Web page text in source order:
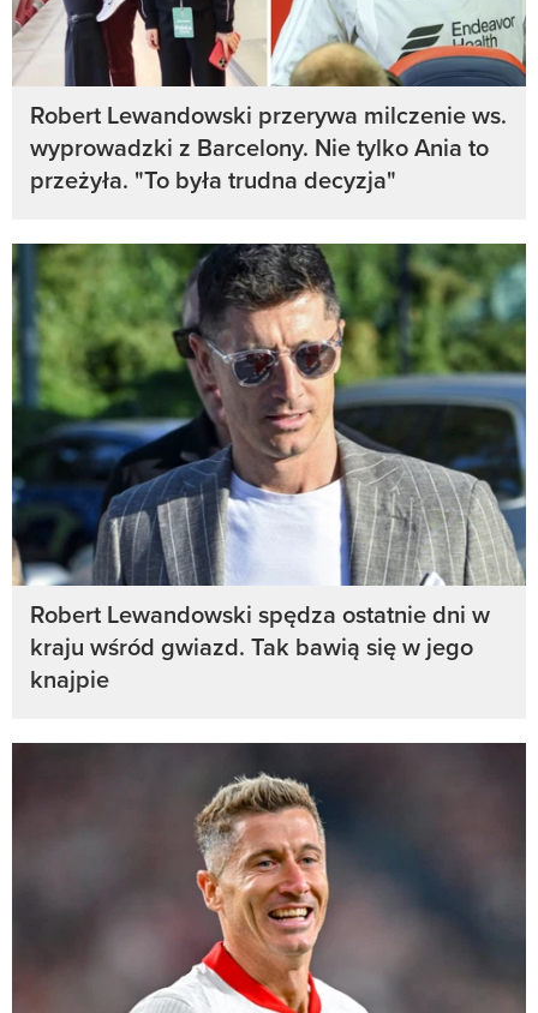
Robert Lewandowski przerywa milczenie ws.
wyprowadzki z Barcelony. Nie tylko Ania to
przeżyła. "To była trudna decyzja"
Robert Lewandowski spędza ostatnie dni w
kraju wśród gwiazd. Tak bawią się w jego
knajpie